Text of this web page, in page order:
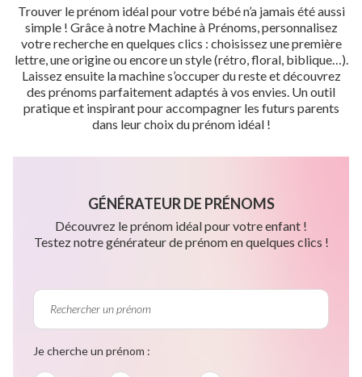
Trouver le prénom idéal pour votre bébé n’a jamais été aussi
simple ! Grâce à notre Machine à Prénoms, personnalisez
votre recherche en quelques clics : choisissez une première
lettre, une origine ou encore un style (rétro, floral, biblique…).
Laissez ensuite la machine s’occuper du reste et découvrez
des prénoms parfaitement adaptés à vos envies. Un outil
pratique et inspirant pour accompagner les futurs parents
dans leur choix du prénom idéal !
GÉNÉRATEUR DE PRÉNOMS
Découvrez le prénom idéal pour votre enfant !
Testez notre générateur de prénom en quelques clics !
Je cherche un prénom :